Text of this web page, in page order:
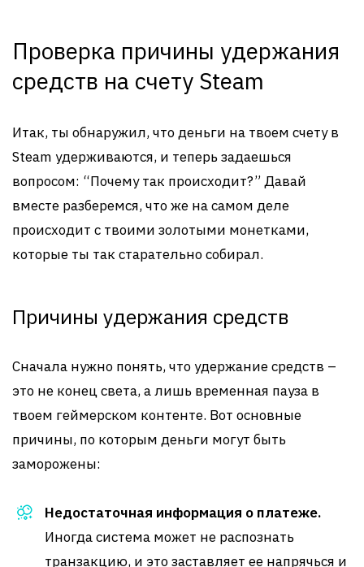
Проверка причины удержания
средств на счету Steam
Итак, ты обнаружил, что деньги на твоем счету в
Steam удерживаются, и теперь задаешься
вопросом: “Почему так происходит?” Давай
вместе разберемся, что же на самом деле
происходит с твоими золотыми монетками,
которые ты так старательно собирал.
Причины удержания средств
Сначала нужно понять, что удержание средств –
это не конец света, а лишь временная пауза в
твоем геймерском контенте. Вот основные
причины, по которым деньги могут быть
заморожены:
Недостаточная информация о платеже.
Иногда система может не распознать
транзакцию, и это заставляет ее напрячься и